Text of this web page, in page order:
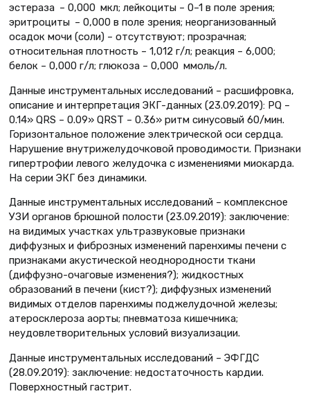
эстераза – 0,000 мкл; лейкоциты – 0–1 в поле зрения;
эритроциты – 0,000 в поле зрения; неорганизованный
осадок мочи (соли) – отсутствуют; прозрачная;
относительная плотность – 1,012 г/л; реакция – 6,000;
белок – 0,000 г/л; глюкоза – 0,000 ммоль/л.
Данные инструментальных исследований – расшифровка,
описание и интерпретация ЭКГ-данных (23.09.2019): PQ –
0.14» QRS – 0.09» QRST – 0.36» ритм синусовый 60/мин.
Горизонтальное положение электрической оси сердца.
Нарушение внутрижелудочковой проводимости. Признаки
гипертрофии левого желудочка с изменениями миокарда.
На серии ЭКГ без динамики.
Данные инструментальных исследований – комплексное
УЗИ органов брюшной полости (23.09.2019): заключение:
на видимых участках ультразвуковые признаки
диффузных и фиброзных изменений паренхимы печени с
признаками акустической неоднородности ткани
(диффузно-очаговые изменения?); жидкостных
образований в печени (кист?); диффузных изменений
видимых отделов паренхимы поджелудочной железы;
атеросклероза аорты; пневматоза кишечника;
неудовлетворительных условий визуализации.
Данные инструментальных исследований – ЭФГДС
(28.09.2019): заключение: недостаточность кардии.
Поверхностный гастрит.